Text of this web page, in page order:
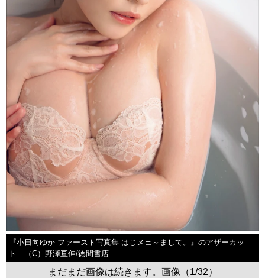
『小日向ゆか ファースト写真集 はじメェ～まして。』のアザーカッ
ト （C）野澤亘伸/徳間書店
まだまだ画像は続きます。画像（1/32）